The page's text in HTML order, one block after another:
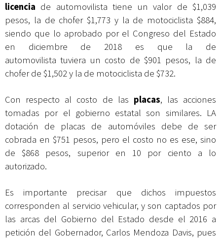
licencia de automovilista tiene un valor de $1,039
pesos, la de chofer $1,773 y la de motociclista $884,
siendo que lo aprobado por el Congreso del Estado
en diciembre de 2018 es que la de
automovilista tuviera un costo de $901 pesos, la de
chofer de $1,502 y la de motociclista de $732.
Con respecto al costo de las placas, las acciones
tomadas por el gobierno estatal son similares. LA
dotación de placas de automóviles debe de ser
cobrada en $751 pesos, pero el costo no es ese, sino
de $868 pesos, superior en 10 por ciento a lo
autorizado.
Es importante precisar que dichos impuestos
corresponden al servicio vehicular, y son captados por
las arcas del Gobierno del Estado desde el 2016 a
petición del Gobernador, Carlos Mendoza Davis, pues